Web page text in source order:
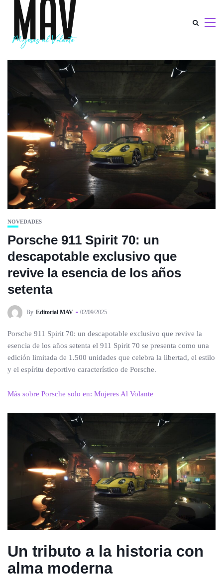
NOVEDADES
Porsche 911 Spirit 70: un
descapotable exclusivo que
revive la esencia de los años
setenta
By Editorial MAV 02/09/2025
Porsche 911 Spirit 70: un descapotable exclusivo que revive la
esencia de los años setenta el 911 Spirit 70 se presenta como una
edición limitada de 1.500 unidades que celebra la libertad, el estilo
y el espíritu deportivo característico de Porsche.
Más sobre Porsche solo en: Mujeres Al Volante
Un tributo a la historia con
alma moderna